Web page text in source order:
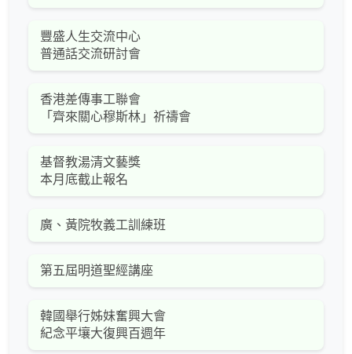
豐盛人生交流中心
普通話交流研討會
香港差傳事工聯會
「齊來關心穆斯林」祈禱會
基督教湯清文藝獎
本月底截止報名
廣、黃院牧義工訓練班
第五屆明道聖經講座
韓國舉行姊妹奮興大會
紀念平壤大復興百週年